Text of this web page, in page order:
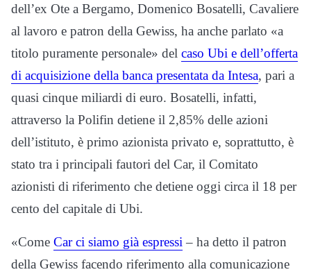
dell’ex Ote a Bergamo, Domenico Bosatelli, Cavaliere
al lavoro e patron della Gewiss, ha anche parlato «a
titolo puramente personale» del caso Ubi e dell’offerta
di acquisizione della banca presentata da Intesa, pari a
quasi cinque miliardi di euro. Bosatelli, infatti,
attraverso la Polifin detiene il 2,85% delle azioni
dell’istituto, è primo azionista privato e, soprattutto, è
stato tra i principali fautori del Car, il Comitato
azionisti di riferimento che detiene oggi circa il 18 per
cento del capitale di Ubi.
«Come Car ci siamo già espressi – ha detto il patron
della Gewiss facendo riferimento alla comunicazione